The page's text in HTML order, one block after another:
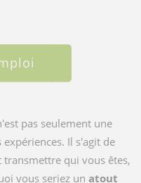
pas seulement une
Il s'agit de
qui vous êtes,
vous seriez un atout